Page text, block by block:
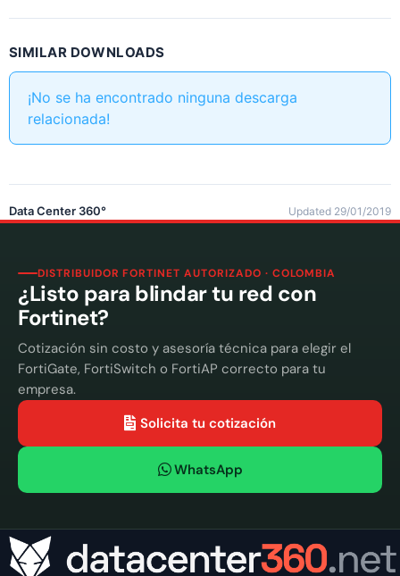
SIMILAR DOWNLOADS
¡No se ha encontrado ninguna descarga
relacionada!
Data Center 360° Updated 29/01/2019
DISTRIBUIDOR FORTINET AUTORIZADO · COLOMBIA
¿Listo para blindar tu red con
Fortinet?
Cotización sin costo y asesoría técnica para elegir el
FortiGate, FortiSwitch o FortiAP correcto para tu
empresa.
Solicita tu cotización
WhatsApp